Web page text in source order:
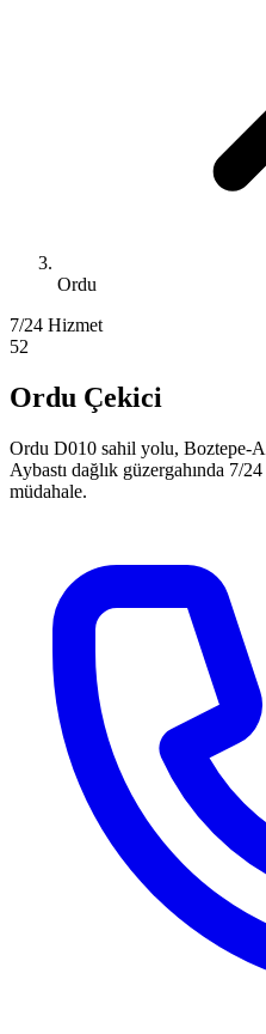
Ordu
7/24 Hizmet
52
Ordu Çekici
Ordu D010 sahil yolu, Boztepe-
Aybastı dağlık güzergahında 7/
müdahale.